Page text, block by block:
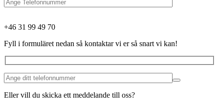
+46 31 99 49 70
Fyll i formuläret nedan så kontaktar vi er så snart vi kan!
Eller vill du skicka ett meddelande till oss?